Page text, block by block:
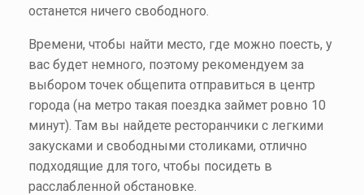
останется ничего свободного.
Времени, чтобы найти место, где можно поесть, у
вас будет немного, поэтому рекомендуем за
выбором точек общепита отправиться в центр
города (на метро такая поездка займет ровно 10
минут). Там вы найдете ресторанчики с легкими
закусками и свободными столиками, отлично
подходящие для того, чтобы посидеть в
расслабленной обстановке.